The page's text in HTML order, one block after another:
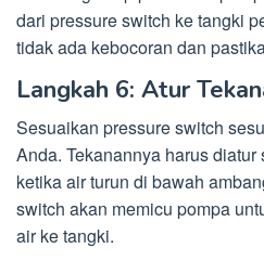
dari pressure switch ke tangki
tidak ada kebocoran dan
Langkah 6: Atur
Sesuaikan pressure switch
Anda. Tekanannya harus
ketika air turun di bawah
switch akan memicu pompa
air ke tangki.